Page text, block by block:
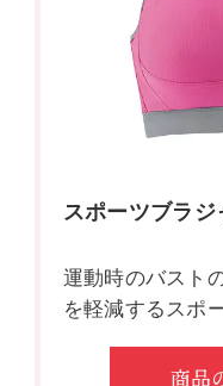
スポーツブラジ
運動時のバスト
を軽減するスポ
商品